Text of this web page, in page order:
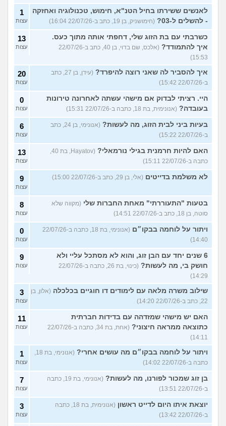
לאנשים ששירתו בחיל הטנ"א, חימוש, טכנולוגיה ואחזקה
- להשלים ל-03?
(חימושניק, בן 19, כתב ב-22/07/26 16:04)
1
עצות
כשרבתי עם בת הזוג שלי, דחפתי אותה מתוך כעס.
איך להתמודד?
(אלכס, שם בדוי, בן 40, כתב ב-22/07/26
15:53)
13
עצות
איך להסביר לה שאני רוצה להיפרד?
(עידן, בן 27, כתב
ב-22/07/26 15:42)
20
עצות
היי. רציתי לבדוק אם מישהי עשתה לאחרונה טירונות
בעובדה? (אנונימית, בת 18, כתבה ב-22/07/26 15:31)
0
עצות
בעיות ביני לבית הזוג, מה לעשות?
(אנונימי, בן 24, כתב
ב-22/07/26 15:22)
6
עצות
האם להיות חרמנית בגילי נורמאלי?
כתבה ב-22/07/26 15:11)
13
עצות
לא משלמת בדייטים (אלי, בן 29, כתב ב-22/07/26 15:00) 9
עצות
בטעות "התעוררתי" מאחת החברות שלי (מקווה שלא
סוטה, בן 18, כתב ב-22/07/26 14:51)
8
עצות
ויתור על לוחמה בבקו״ם
(אנונימי, בת 18, כתבה ב-22/07/26
14:40)
0
עצות
6 שנים יחד עם הבן זוג, והוא לא מסתכל עליי ולא
חושק בי, מה לעשות?
(כינוי, בת 26, כתבה ב-22/07/26
14:29)
9
עצות
שילוב משרה מלאה עם לימודים דו חוגיים בכלכלה (אלון, בן
22, כתב ב-22/07/26 14:20)
3
עצות
האם יש מישהי שמזדהה עם בדידות חברתית
כתוצאה ממראה חיצוני?
(אחת, בת 34, כתבה ב-22/07/26
14:11)
11
עצות
ויתור על לוחמה בבקו״ם מה עושים אחרי?
כתבה ב-22/07/26 14:02)
1
עצות
בן זוג שמכור לפורנו, מה לעשות?
(אנונימי, בת 19, כתבה
ב-22/07/26 13:51)
7
עצות
יוצאת איתו היום לדייט ראשון
(אנונימית, בת 18, כתבה
ב-22/07/26 13:42)
3
עצות